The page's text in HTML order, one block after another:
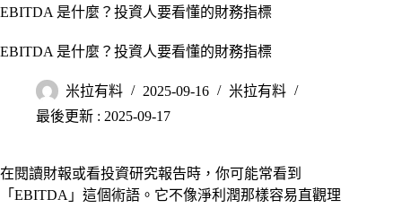
EBITDA 是什麼？投資人要看懂的財務指標
EBITDA 是什麼？投資人要看懂的財務指標
米拉有料 2025-09-16
米拉有料
最後更新 : 2025-09-17
在閱讀財報或看投資研究報告時，你可能常看到
「EBITDA」這個術語。它不像淨利潤那樣容易直觀理